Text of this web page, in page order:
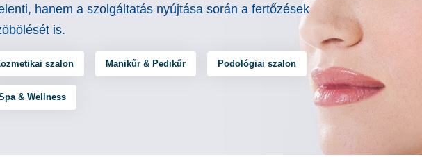
hanem a szolgáltatás nyújtása során a fertőzések
is.
szalon Manikűr & Pedikűr Podológiai szalon
& Wellness